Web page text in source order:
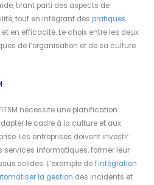
tirant parti des aspects de
tout en intégrant despratiques
en efficacité. Le choix entre les deux
de l’organisation et de sa culture
nécessite une planification
le cadre à la culture et aux
Les entreprises doivent investir
services informatiques, former leur
solides. L’exemple del’intégration
la gestion des incidents et